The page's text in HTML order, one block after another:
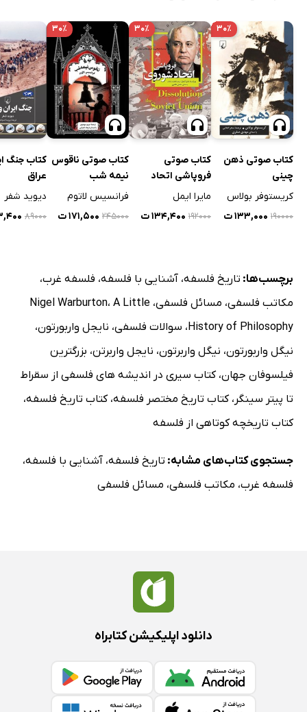
۳۰٪
کتاب صوتی ذهن
چینی
کریستوفر بولاس
۱۹۰۰۰۰ ۱۳۳,۰۰۰ ت
۳۰٪
کتاب صوتی
فروپاشی اتحاد
شوروی
مایرا ایمل
۱۹۲۰۰۰ ۱۳۴,۴۰۰ ت
۳۰٪
کتاب صوتی ناقوس
نیمه شب
فرانسیس لاتوم
۲۴۵۰۰۰ ۱۷۱,۵۰۰ ت
کتاب جنگ
عراق
دیوید شفر
۸۹۰۰۰
برچسب‌ها: تاریخ فلسفه، آشنایی با فلسفه، فلسفه غرب،
مکاتب فلسفی، مسائل فلسفی، Nigel Warburton، A Little
History of Philosophy، سوالات فلسفی، نایجل واربورتون،
نیگل واربورتون، نیگل واربرتون، نایجل واربرتن، بزرگترین
فیلسوفان جهان،کتاب سیری در اندیشه های فلسفی از سقراط
تا پیتر سینگر ،کتاب تاریخ مختصر فلسفه،کتاب تاریخ فلسفه،
کتاب تاریخچه کوتاهی از فلسفه
جستجوی کتاب‌های مشابه: تاریخ فلسفه، آشنایی با فلسفه،
فلسفه غرب، مکاتب فلسفی، مسائل فلسفی
دانلود اپلیکیشن کتابراه